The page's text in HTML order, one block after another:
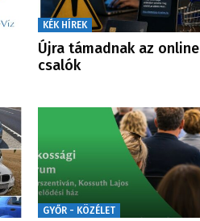
KÉK HÍREK
Újra támadnak az online
csalók
GYŐR - KÖZÉLET